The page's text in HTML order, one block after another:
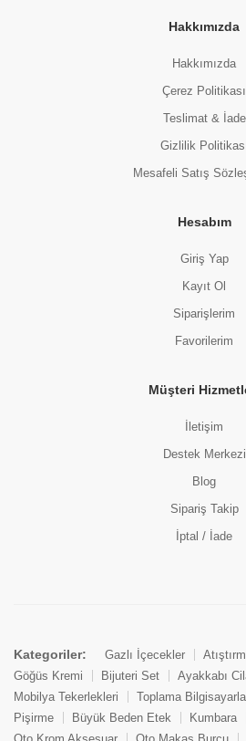
HİPP ORGANİK KAYISI PÜRESİ
82.00 TL
(0
Hakkımızda
Hakkımızda
Çerez Politikası
Teslimat & İade
Gizlilik
Mesafeli Satış
Hesabım
Giriş Yap
Kayıt Ol
Siparişlerim
Favorilerim
Müşteri
İletişim
Destek Merkezi
Blog
Sipariş Takip
İptal / İade
Kategoriler: Gazlı İçecekler
Göğüs Kremi
Bijuteri Set
Ayakkabı
Mobilya Tekerlekleri
Toplama
Pişirme
Büyük Beden Etek Kumbara